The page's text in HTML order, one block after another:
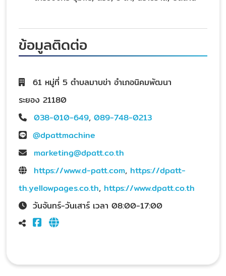
ข้อมูลติดต่อ
61 หมู่ที่ 5 ตำบลมาบข่า อำเภอนิคมพัฒนา
ระยอง 21180
038-010-649, 089-748-0213
@dpattmachine
marketing@dpatt.co.th
https://www.d-patt.com, https://dpatt-
th.yellowpages.co.th, https://www.dpatt.co.th
วันจันทร์-วันเสาร์ เวลา 08:00-17:00